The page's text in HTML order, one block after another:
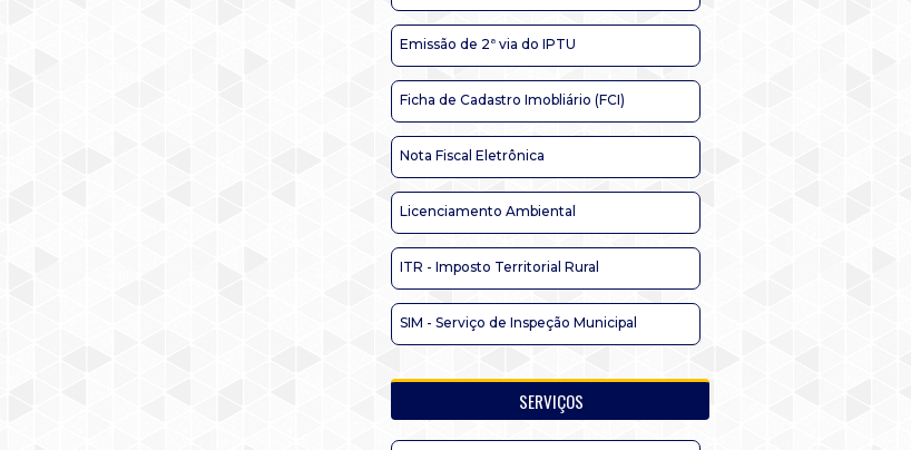
Emissão de 2ª via do IPTU
Ficha de Cadastro Imobliário (FCI)
Nota Fiscal Eletrônica
Licenciamento Ambiental
ITR - Imposto Territorial Rural
SIM - Serviço de Inspeção Municipal
SERVIÇOS